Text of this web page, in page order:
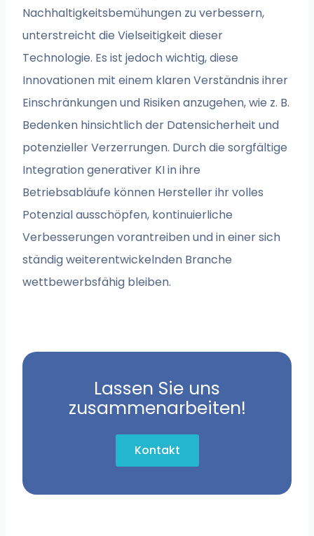
Nachhaltigkeitsbemühungen zu verbessern,
unterstreicht die Vielseitigkeit dieser
Technologie. Es ist jedoch wichtig, diese
Innovationen mit einem klaren Verständnis ihrer
Einschränkungen und Risiken anzugehen, wie z. B.
Bedenken hinsichtlich der Datensicherheit und
potenzieller Verzerrungen. Durch die sorgfältige
Integration generativer KI in ihre
Betriebsabläufe können Hersteller ihr volles
Potenzial ausschöpfen, kontinuierliche
Verbesserungen vorantreiben und in einer sich
ständig weiterentwickelnden Branche
wettbewerbsfähig bleiben.
Lassen Sie uns
zusammenarbeiten!
Kontakt